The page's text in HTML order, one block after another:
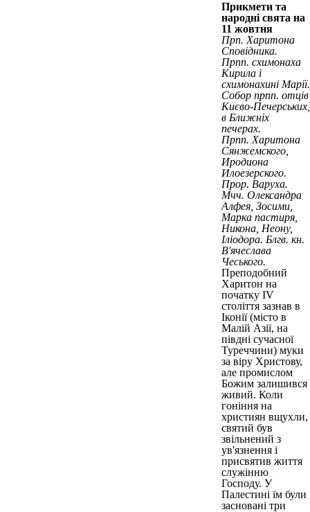
Прикмети та
народні свята на
11 жовтня
Прп. Харитона
Сповідника.
Прпп. схимонаха
Кирила і
схимонахині Марії.
Собор прпп. отців
Києво-Печерських,
в Ближніх
печерах.
Прпп. Харитона
Сянжемского,
Иродиона
Илоезерского.
Прор. Варуха.
Мчч. Олександра
Алфея, Зосими,
Марка пастиря,
Никона, Неону,
Іліодора. Блгв. кн.
В'ячеслава
Чеського.
Преподобний
Харитон на
початку IV
століття зазнав в
Іконії (місто в
Малій Азії, на
півдні сучасної
Туреччини) муки
за віру Христову,
але промислом
Божим залишився
живий. Коли
гоніння на
християн вщухли,
святий був
звільнений з
ув'язнення і
присвятив життя
служінню
Господу. У
Палестині їм були
засновані три